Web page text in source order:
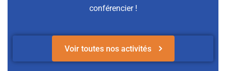
conférencier !
Voir toutes nos activités